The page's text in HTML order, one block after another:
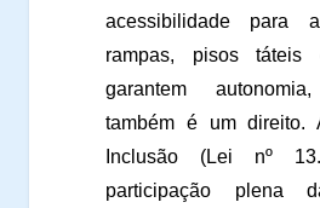
acessibilidade para
rampas, pisos táteis
garantem
também é um direito.
Inclusão (Lei nº
participação plena